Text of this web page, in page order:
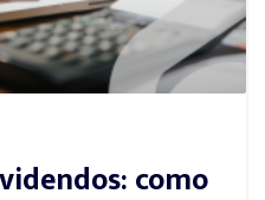
como